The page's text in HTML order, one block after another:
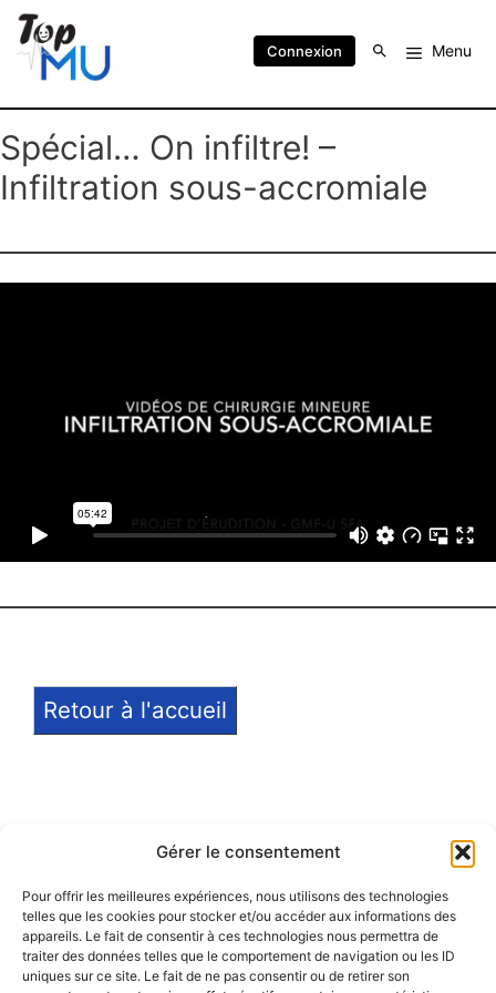
Gérer le consentement
Pour offrir les meilleures expériences, nous utilisons des technologies
telles que les cookies pour stocker et/ou accéder aux informations des
appareils. Le fait de consentir à ces technologies nous permettra de
traiter des données telles que le comportement de navigation ou les ID
uniques sur ce site. Le fait de ne pas consentir ou de retirer son
Connexion Menu
Spécial… On infiltre! –
Infiltration sous-accromiale
Retour à l'accueil
Notice légale
Politique de confidentialité